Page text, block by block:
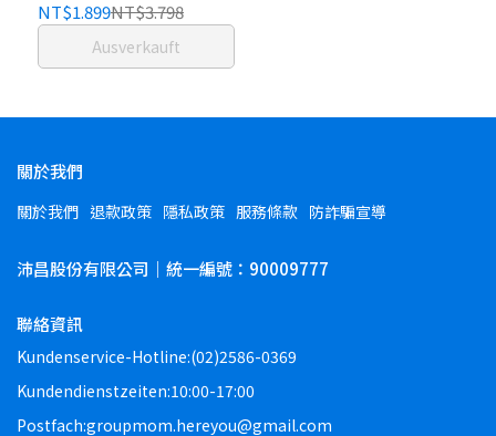
家
NT$1.899NT$3.798
Ausverkauft
關於我們
關於我們 退款政策 隱私政策 服務條款 防詐騙宣導
沛昌股份有限公司｜統一編號：90009777
聯絡資訊
Kundenservice-Hotline:(02)2586-0369
Kundendienstzeiten:10:00-17:00
Postfach:groupmom.hereyou@gmail.com